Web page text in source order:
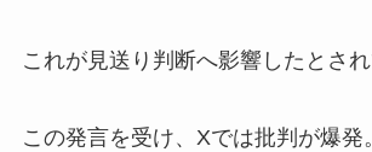
これが見送り判断へ影響したとされ
この発言を受け、Xでは批判が爆発。